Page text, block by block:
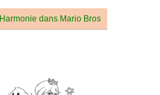
Harmonie dans Mario Bros